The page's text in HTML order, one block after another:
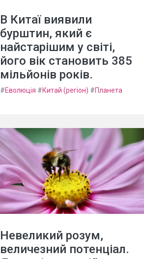
В Китаї виявили
бурштин, який є
найстарішим у світі,
його вік становить 385
мільйонів років.
#Еволюція #Китай (регіон) #Планета
Невеликий розум,
величезний потенціал.